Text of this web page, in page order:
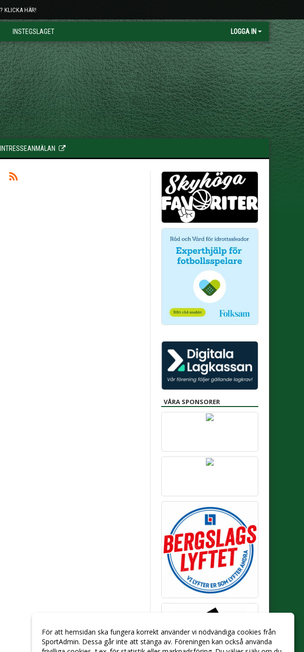
KLICKA HÄR!
INSTEGSLAGET LOGGA IN
INTRESSEANMÄLAN
VÅRA SPONSORER
För att hemsidan ska fungera korrekt använder vi nödvändiga cookies från
SportAdmin. Dessa går inte att stänga av. Föreningen kan också använda